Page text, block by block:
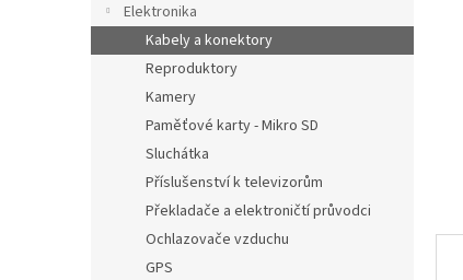
a
n
Elektronika
Kabely a konektory
Reproduktory
Kamery
Paměťové karty - Mikro SD
Sluchátka
Příslušenství k televizorům
Překladače a elektroničtí průvodci
Ochlazovače vzduchu
GPS